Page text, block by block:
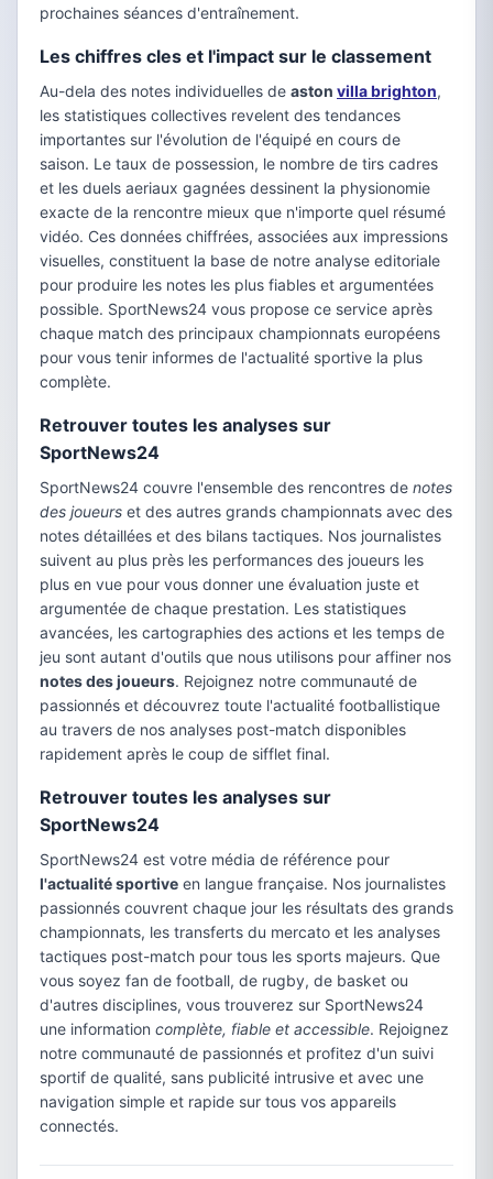
prochaines séances d'entraînement.
Les chiffres cles et l'impact sur le classement
Au-dela des notes individuelles de aston villa brighton,
les statistiques collectives revelent des tendances
importantes sur l'évolution de l'équipé en cours de
saison. Le taux de possession, le nombre de tirs cadres
et les duels aeriaux gagnées dessinent la physionomie
exacte de la rencontre mieux que n'importe quel résumé
vidéo. Ces données chiffrées, associées aux impressions
visuelles, constituent la base de notre analyse editoriale
pour produire les notes les plus fiables et argumentées
possible. SportNews24 vous propose ce service après
chaque match des principaux championnats européens
pour vous tenir informes de l'actualité sportive la plus
complète.
Retrouver toutes les analyses sur
SportNews24
SportNews24 couvre l'ensemble des rencontres de notes
des joueurs et des autres grands championnats avec des
notes détaillées et des bilans tactiques. Nos journalistes
suivent au plus près les performances des joueurs les
plus en vue pour vous donner une évaluation juste et
argumentée de chaque prestation. Les statistiques
avancées, les cartographies des actions et les temps de
jeu sont autant d'outils que nous utilisons pour affiner nos
notes des joueurs. Rejoignez notre communauté de
passionnés et découvrez toute l'actualité footballistique
au travers de nos analyses post-match disponibles
rapidement après le coup de sifflet final.
Retrouver toutes les analyses sur
SportNews24
SportNews24 est votre média de référence pour
l'actualité sportive en langue française. Nos journalistes
passionnés couvrent chaque jour les résultats des grands
championnats, les transferts du mercato et les analyses
tactiques post-match pour tous les sports majeurs. Que
vous soyez fan de football, de rugby, de basket ou
d'autres disciplines, vous trouverez sur SportNews24
une information complète, fiable et accessible. Rejoignez
notre communauté de passionnés et profitez d'un suivi
sportif de qualité, sans publicité intrusive et avec une
navigation simple et rapide sur tous vos appareils
connectés.